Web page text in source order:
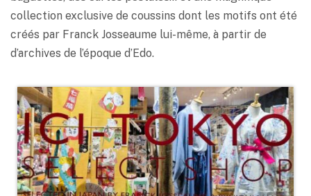
collection exclusive de coussins dont les motifs ont été
créés par Franck Josseaume lui-même, à partir de
d’archives de l’époque d’Edo.